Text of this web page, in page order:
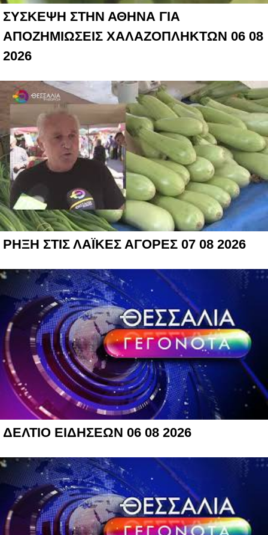
ΣΥΣΚΕΨΗ ΣΤΗΝ ΑΘΗΝΑ ΓΙΑ
ΑΠΟΖΗΜΙΩΣΕΙΣ ΧΑΛΑΖΟΠΛΗΚΤΩΝ 06 08
2026
ΡΗΞΗ ΣΤΙΣ ΛΑΪΚΕΣ ΑΓΟΡΕΣ 07 08 2026
ΔΕΛΤΙΟ ΕΙΔΗΣΕΩΝ 06 08 2026